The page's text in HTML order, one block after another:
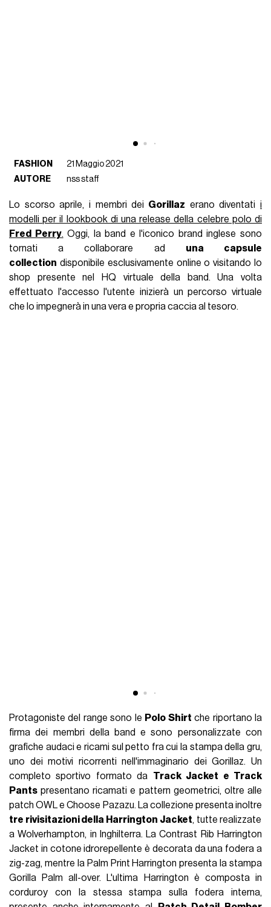
FASHION
21 Maggio 2021
AUTORE
nss staff
Lo scorso aprile, i membri dei Gorillaz erano diventati i
modelli per il lookbook di una release della celebre polo di
Fred Perry. Oggi, la band e l'iconico brand inglese sono
tornati a collaborare ad una capsule
collection disponibile esclusivamente online o visitando lo
shop presente nel HQ virtuale della band. Una volta
effettuato l'accesso l'utente inizierà un percorso virtuale
che lo impegnerà in una vera e propria caccia al tesoro.
Protagoniste del range sono le Polo Shirt che riportano la
firma dei membri della band e sono personalizzate con
grafiche audaci e ricami sul petto fra cui la stampa della gru,
uno dei motivi ricorrenti nell'immaginario dei Gorillaz. Un
completo sportivo formato da Track Jacket e Track
Pants presentano ricamati e pattern geometrici, oltre alle
patch OWL e Choose Pazazu. La collezione presenta inoltre
tre rivisitazioni della Harrington Jacket, tutte realizzate
a Wolverhampton, in Inghilterra. La Contrast Rib Harrington
Jacket in cotone idrorepellente è decorata da una fodera a
zig-zag, mentre la Palm Print Harrington presenta la stampa
Gorilla Palm all-over. L'ultima Harrington è composta in
corduroy con la stessa stampa sulla fodera interna,